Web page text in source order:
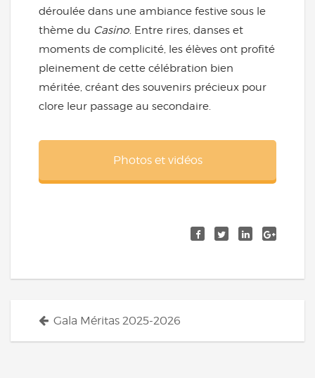
déroulée dans une ambiance festive sous le
thème du Casino . Entre rires, danses et
moments de complicité, les élèves ont profité
pleinement de cette célébration bien
méritée, créant des souvenirs précieux pour
clore leur passage au secondaire.
Photos et vidéos
Navigation
des
Gala Méritas 2025-2026